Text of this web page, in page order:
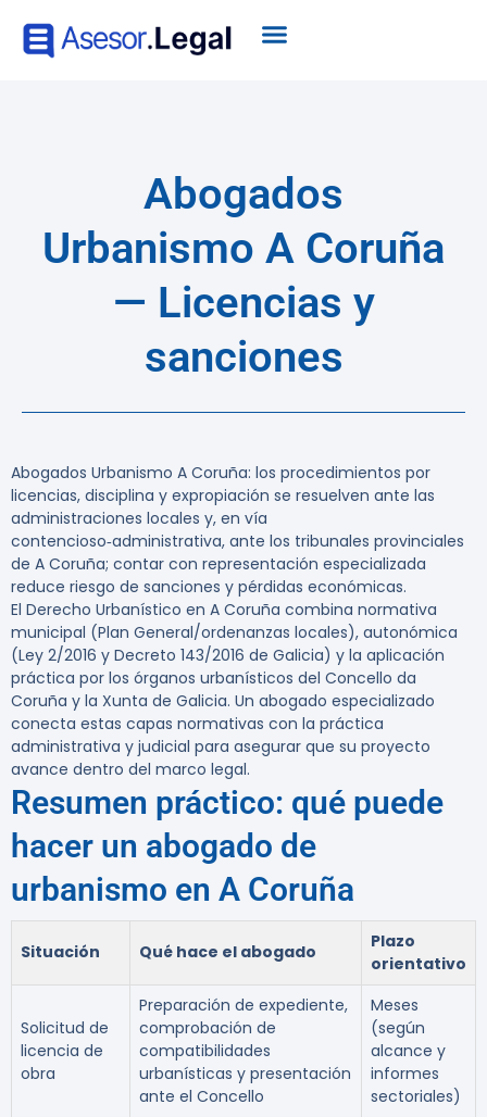
Abogados
Urbanismo A Coruña
— Licencias y
sanciones
Abogados Urbanismo A Coruña: los procedimientos por
licencias, disciplina y expropiación se resuelven ante las
administraciones locales y, en vía
contencioso‑administrativa, ante los tribunales provinciales
de A Coruña; contar con representación especializada
reduce riesgo de sanciones y pérdidas económicas.
El Derecho Urbanístico en A Coruña combina normativa
municipal (Plan General/ordenanzas locales), autonómica
(Ley 2/2016 y Decreto 143/2016 de Galicia) y la aplicación
práctica por los órganos urbanísticos del Concello da
Coruña y la Xunta de Galicia. Un abogado especializado
conecta estas capas normativas con la práctica
administrativa y judicial para asegurar que su proyecto
avance dentro del marco legal.
Resumen práctico: qué puede
hacer un abogado de
urbanismo en A Coruña
Situación Qué hace el abogado
Plazo
orientativo
Solicitud de
licencia de
obra
Preparación de expediente,
comprobación de
compatibilidades
urbanísticas y presentación
ante el Concello
Meses
(según
alcance y
informes
sectoriales)